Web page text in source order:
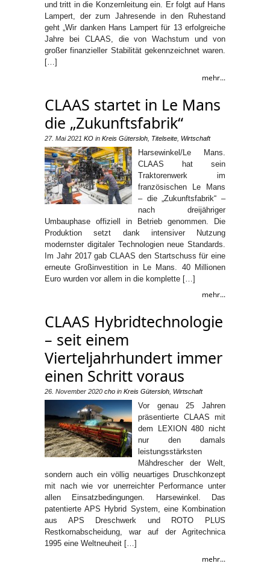
und tritt in die Konzernleitung ein. Er folgt auf Hans
Lampert, der zum Jahresende in den Ruhestand
geht „Wir danken Hans Lampert für 13 erfolgreiche
Jahre bei CLAAS, die von Wachstum und von
großer finanzieller Stabilität gekennzeichnet waren.
[…]
mehr...
CLAAS startet in Le Mans
die „Zukunftsfabrik“
27. Mai 2021 KO in Kreis Gütersloh Titelseite Wirtschaft
Harsewinkel/Le Mans.
CLAAS hat sein
Traktorenwerk im
französischen Le Mans
– die „Zukunftsfabrik“ –
nach dreijähriger
Umbauphase offiziell in Betrieb genommen. Die
Produktion setzt dank intensiver Nutzung
modernster digitaler Technologien neue Standards.
Im Jahr 2017 gab CLAAS den Startschuss für eine
erneute Großinvestition in Le Mans. 40 Millionen
Euro wurden vor allem in die komplette […]
mehr...
CLAAS Hybridtechnologie
– seit einem
Vierteljahrhundert immer
einen Schritt voraus
26. November 2020 cho in Kreis Gütersloh Wirtschaft
Vor genau 25 Jahren
präsentierte CLAAS mit
dem LEXION 480 nicht
nur den damals
leistungsstärksten
Mähdrescher der Welt,
sondern auch ein völlig neuartiges Druschkonzept
mit nach wie vor unerreichter Performance unter
allen Einsatzbedingungen. Harsewinkel. Das
patentierte APS Hybrid System, eine Kombination
aus APS Dreschwerk und ROTO PLUS
Restkornabscheidung, war auf der Agritechnica
1995 eine Weltneuheit […]
mehr...